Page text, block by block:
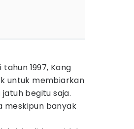
1997, Kang
untuk membiarkan
begitu saja.
meskipun banyak